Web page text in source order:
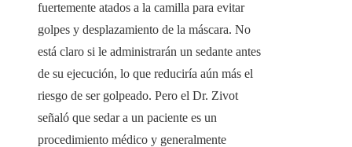
fuertemente atados a la camilla para evitar
golpes y desplazamiento de la máscara. No
está claro si le administrarán un sedante antes
de su ejecución, lo que reduciría aún más el
riesgo de ser golpeado. Pero el Dr. Zivot
señaló que sedar a un paciente es un
procedimiento médico y generalmente